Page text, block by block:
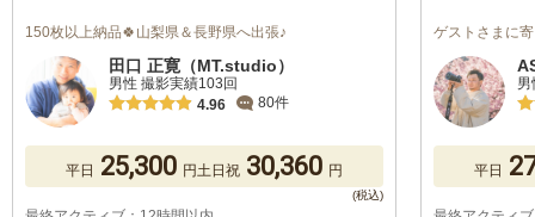
150枚以上納品🍀山梨県＆長野県へ出張♪
田口 正寛（MT.studio）
男性 撮影実績103回
4.96
80件
平日 25,300 円土日祝 30,360 円
ゲストさまに
平日